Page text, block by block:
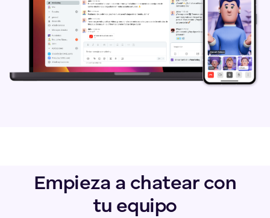
Empieza a chatear con
tu equipo